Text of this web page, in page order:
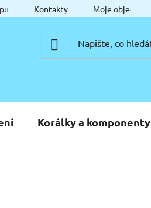
Kontakty Moje objednávka
Korálky a komponenty